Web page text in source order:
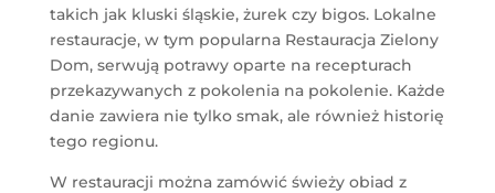
takich jak kluski śląskie, żurek czy bigos. Lokalne
restauracje, w tym popularna Restauracja Zielony
Dom, serwują potrawy oparte na recepturach
przekazywanych z pokolenia na pokolenie. Każde
danie zawiera nie tylko smak, ale również historię
tego regionu.
W restauracji można zamówić świeży obiad z